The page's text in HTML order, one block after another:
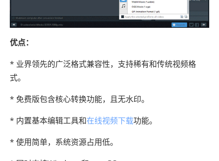
优点：
* 业界领先的广泛格式兼容性，支持稀有和传统视频格
式。
* 免费版包含核心转换功能，且无水印。
* 内置基本编辑工具和在线视频下载功能。
* 使用简单，系统资源占用低。